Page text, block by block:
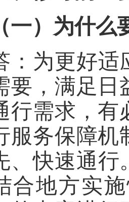
（一）为什
：为更好适
要，满足日
行需求，有
服务保障机
、快速通行
合地方实